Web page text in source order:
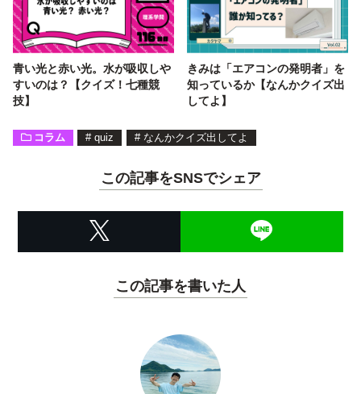
青い光と赤い光。水が吸収しや
すいのは？【クイズ！七種競
技】
きみは「エアコンの発明者」を
知っているか【なんかクイズ出
してよ】
コラム # quiz # なんかクイズ出してよ
この記事をSNSでシェア
この記事を書いた人